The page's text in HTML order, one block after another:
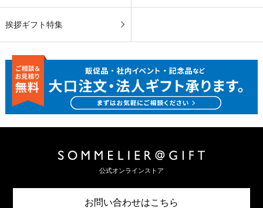
挨拶ギフト特集
公式オンラインストア
お問い合わせはこちら